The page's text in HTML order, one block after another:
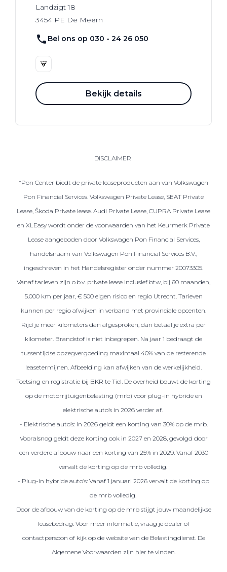
Landzigt 18
3454 PE De Meern
Bel ons op 030 - 24 26 050
Bekijk details
DISCLAIMER
*Pon Center biedt de private leaseproducten aan van Volkswagen
Pon Financial Services. Volkswagen Private Lease, SEAT Private
Lease, Škoda Private lease. Audi Private Lease, CUPRA Private Lease
en XLEasy wordt onder de voorwaarden van het Keurmerk Private
Lease aangeboden door Volkswagen Pon Financial Services,
handelsnaam van Volkswagen Pon Financial Services B.V.,
ingeschreven in het Handelsregister onder nummer 20073305.
Vanaf tarieven zijn o.b.v. private lease inclusief btw, bij 60 maanden,
5.000 km per jaar, € 500 eigen risico en regio Utrecht. Tarieven
kunnen per regio afwijken in verband met provinciale opcenten.
Rijd je meer kilometers dan afgesproken, dan betaal je extra per
kilometer. Brandstof is niet inbegrepen. Na jaar 1 bedraagt de
tussentijdse opzegvergoeding maximaal 40% van de resterende
leasetermijnen. Afbeelding kan afwijken van de werkelijkheid.
Toetsing en registratie bij BKR te Tiel. De overheid bouwt de korting
op de motorrijtuigenbelasting (mrb) voor plug-in hybride en
elektrische auto’s in 2026 verder af.
- Elektrische auto’s: In 2026 geldt een korting van 30% op de mrb.
Vooralsnog geldt deze korting ook in 2027 en 2028, gevolgd door
een verdere afbouw naar een korting van 25% in 2029. Vanaf 2030
vervalt de korting op de mrb volledig.
- Plug-in hybride auto’s: Vanaf 1 januari 2026 vervalt de korting op
de mrb volledig.
Door de afbouw van de korting op de mrb stijgt jouw maandelijkse
leasebedrag. Voor meer informatie, vraag je dealer of
contactpersoon of kijk op de website van de Belastingdienst. De
Algemene Voorwaarden zijn hier te vinden.